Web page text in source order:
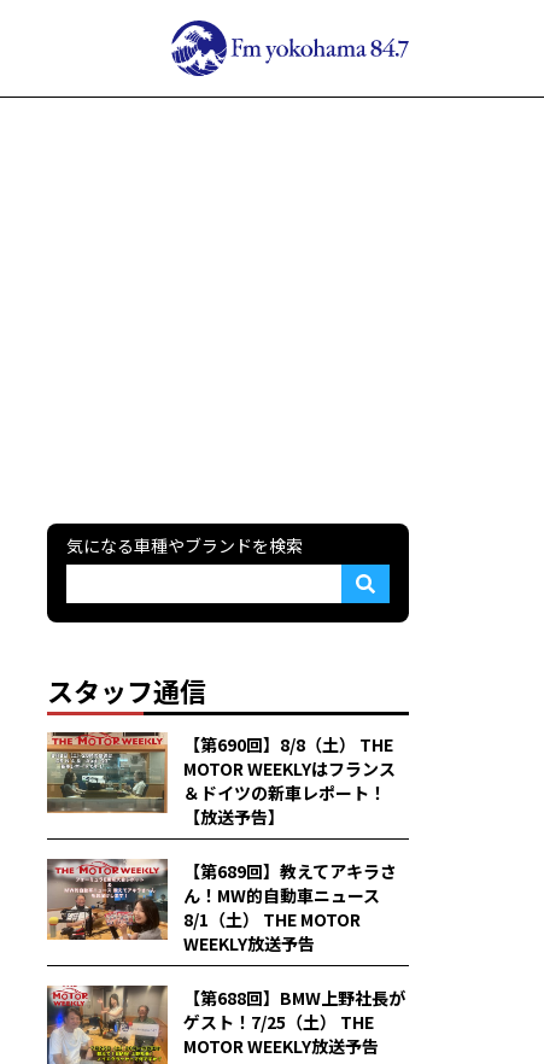
気になる車種やブランドを検索
スタッフ通信
【第690回】8/8（土） THE
MOTOR WEEKLYはフランス
＆ドイツの新車レポート！
【放送予告】
【第689回】教えてアキラさ
ん！MW的自動車ニュース
8/1（土） THE MOTOR
WEEKLY放送予告
【第688回】BMW上野社長が
ゲスト！7/25（土） THE
MOTOR WEEKLY放送予告